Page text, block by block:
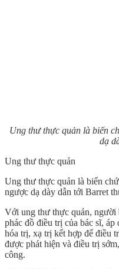
Ung thư thực quản là biến
dạ
Ung thư thực quản
Ung thư thực quản là biến
ngược dạ dày dẫn tới Barret
Với ung thư thực quản, người
phác đồ điều trị của bác sĩ,
hóa trị, xạ trị kết hợp để điều
được phát hiện và điều trị
công.